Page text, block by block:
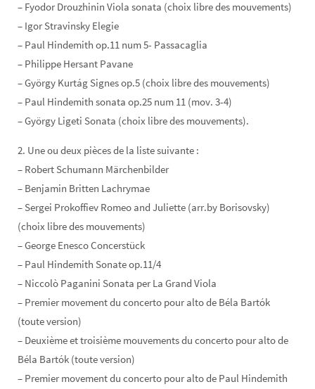
– Fyodor Drouzhinin Viola sonata (choix libre des mouvements)
– Igor Stravinsky Elegie
– Paul Hindemith op.11 num 5- Passacaglia
– Philippe Hersant Pavane
– György Kurtág Signes op.5 (choix libre des mouvements)
– Paul Hindemith sonata op.25 num 11 (mov. 3-4)
– György Ligeti Sonata (choix libre des mouvements).
2. Une ou deux pièces de la liste suivante :
– Robert Schumann Märchenbilder
– Benjamin Britten Lachrymae
– Sergei Prokoffiev Romeo and Juliette (arr.by Borisovsky)
(choix libre des mouvements)
– George Enesco Concerstück
– Paul Hindemith Sonate op.11/4
– Niccolò Paganini Sonata per La Grand Viola
– Premier movement du concerto pour alto de Béla Bartók
(toute version)
– Deuxième et troisième mouvements du concerto pour alto de
Béla Bartók (toute version)
– Premier movement du concerto pour alto de Paul Hindemith